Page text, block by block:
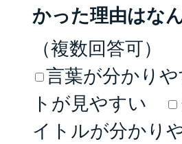
かった理由はな
（複数回答可）
言葉が分かり
トが見やすい
イトルが分かり